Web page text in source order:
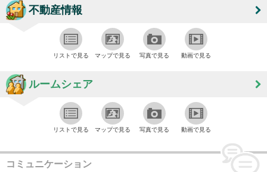
不動産情報
リストで見る マップで見る 写真で見る 動画で見る
ルームシェア
リストで見る マップで見る 写真で見る 動画で見る
コミュニケーション